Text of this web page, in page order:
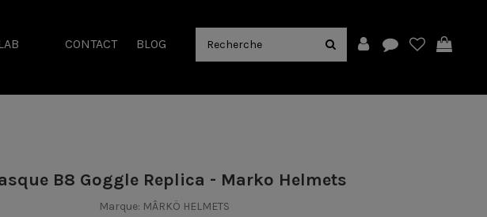
BLOG
CONTACT
B8 Goggle Replica - Marko Helmets
Marque: MÂRKÖ HELMETS